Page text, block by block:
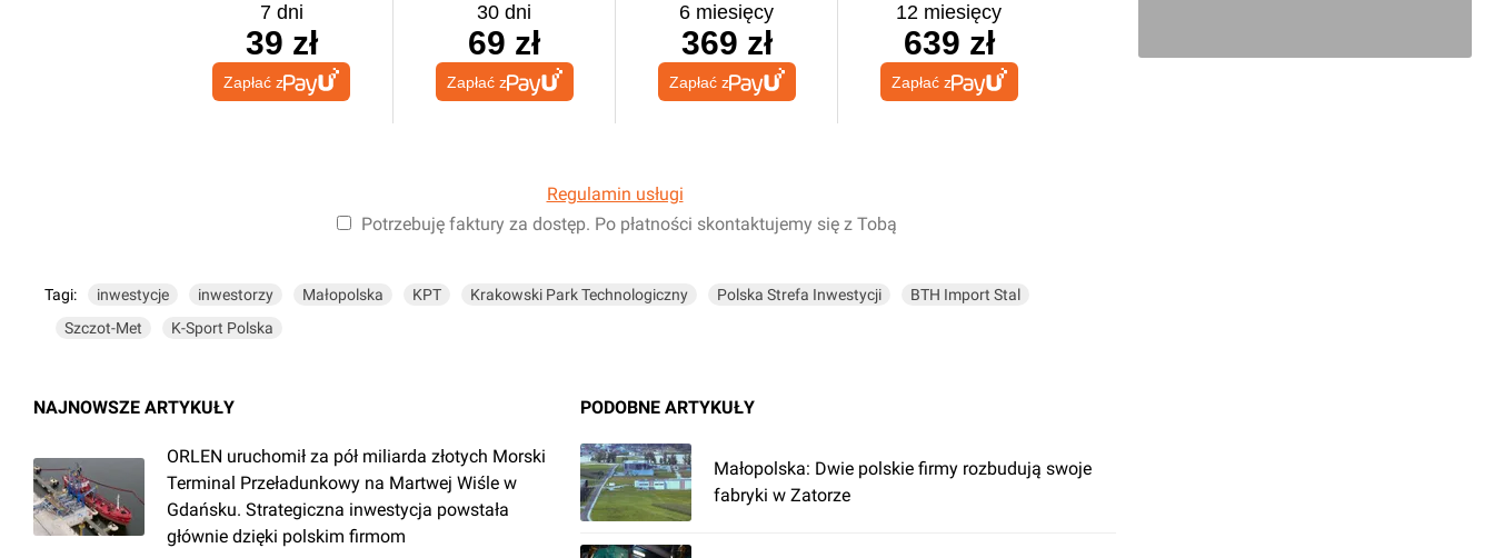
7 dni
39 zł
Zapłać z
30 dni
69 zł
Zapłać z
6 miesięcy
369 zł
Zapłać z
12 miesięcy
639 zł
Zapłać z
Regulamin usługi
Potrzebuję faktury za dostęp. Po płatności skontaktujemy się z Tobą
Tagi: inwestycje inwestorzy Małopolska KPT Krakowski Park Technologiczny Polska Strefa Inwestycji
BTH Import Stal
Szczot-Met
K-Sport Polska
NAJNOWSZE ARTYKUŁY
ORLEN uruchomił za pół miliarda złotych Morski
Terminal Przeładunkowy na Martwej Wiśle w
Gdańsku. Strategiczna inwestycja powstała
głównie dzięki polskim firmom
PODOBNE ARTYKUŁY
Małopolska: Dwie polskie firmy rozbudują swoje
fabryki w Zatorze